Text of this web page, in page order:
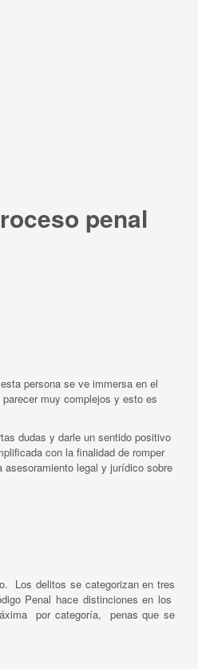
penal
persona se ve immersa en el
muy complejos y esto es
dudas y darle un sentido positivo
con la finalidad de romper
asesoramiento legal y jurídico sobre
Los delitos se categorizan en tres
Penal hace distinciones en los
por categoría, penas que se